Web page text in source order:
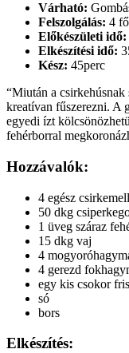
Várható:
Felszolgálás: 4 fő
Előkészületi idő:
Elkészítési idő:
Kész: 45perc
“Miután a csirkehúsnak
kreatívan fűszerezni. A
egyedi ízt
fehérborral
Hozzávalók:
4 egész
50 dkg
1 üveg száraz
15 dkg vaj
4
4 gerezd
egy kis csokor
só
bors
Elkészítés: